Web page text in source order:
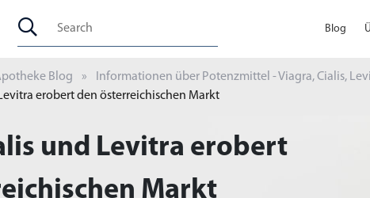
Blog
Blog
Informationen über Potenzmittel - Viagra, Cialis,
erobert den österreichischen Markt
und Levitra erobert
Markt